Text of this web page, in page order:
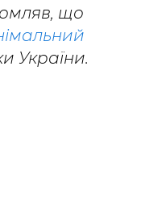
що
України.